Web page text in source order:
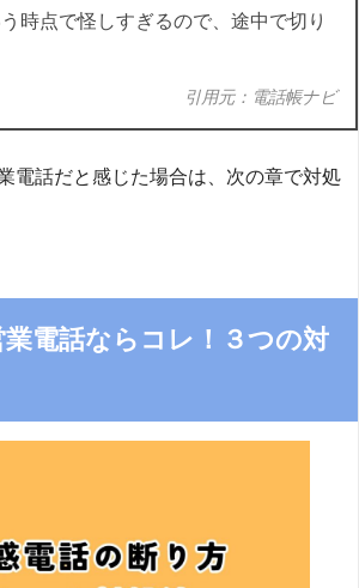
時点で怪しすぎるので、途中で切り
引用元：電話帳ナビ
電話だと感じた場合は、次の章で対処
電話ならコレ！３つの対